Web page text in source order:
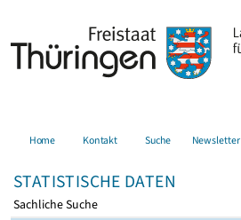
Home Kontakt Suche Newsletter
STATISTISCHE DATEN
Sachliche Suche